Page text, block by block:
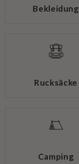
Bekleidung
Rucksäcke
Camping